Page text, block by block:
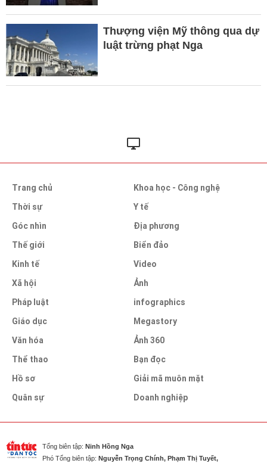
Thượng viện Mỹ thông qua dự
luật trừng phạt Nga
Trang chủ
Thời sự
Góc nhìn
Thế giới
Kinh tế
Xã hội
Pháp luật
Giáo dục
Văn hóa
Thể thao
Hồ sơ
Quân sự
Khoa học - Công nghệ
Y tế
Địa phương
Biển đảo
Video
Ảnh
infographics
Megastory
Ảnh 360
Bạn đọc
Giải mã muôn mặt
Doanh nghiệp
Tổng biên tập: Ninh Hồng Nga
Phó Tổng biên tập: Nguyễn Trọng Chính, Phạm Thị Tuyết,